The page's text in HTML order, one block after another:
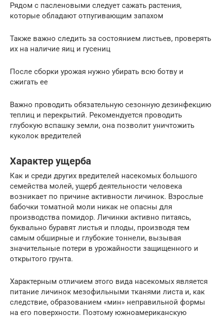
Рядом с пасленовыми следует сажать растения,
которые обладают отпугивающим запахом
Также важно следить за состоянием листьев, проверять
их на наличие яиц и гусениц
После сборки урожая нужно убирать всю ботву и
сжигать ее
Важно проводить обязательную сезонную дезинфекцию
теплиц и перекрытий. Рекомендуется проводить
глубокую вспашку земли, она позволит уничтожить
куколок вредителей
Характер ущерба
Как и среди других вредителей насекомых большого
семейства молей, ущерб деятельности человека
возникает по причине активности личинок. Взрослые
бабочки томатной моли никак не опасны для
производства помидор. Личинки активно питаясь,
буквально буравят листья и плоды, производя тем
самым обширные и глубокие тоннели, вызывая
значительные потери в урожайности защищенного и
открытого грунта.
Характерным отличием этого вида насекомых является
питание личинок мезофильными тканями листа и, как
следствие, образованием «мин» неправильной формы
на его поверхности. Поэтому южноамериканскую